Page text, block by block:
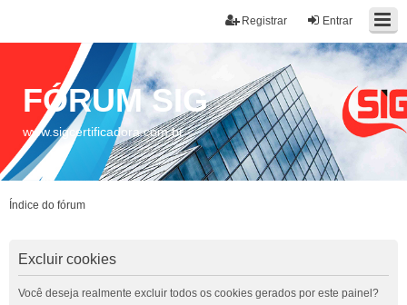
Entrar
Registrar
FÓRUM SIG
www.sigcertificadora.com.br
Índice do fórum
Excluir cookies
Você deseja realmente excluir todos os cookies gerados por este painel?